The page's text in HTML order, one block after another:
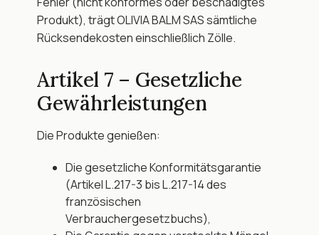
Produkt), trägt OLIVIA BALM SAS sämtliche
Rücksendekosten einschließlich Zölle.
Artikel 7 – Gesetzliche
Gewährleistungen
Die Produkte genießen:
Die gesetzliche Konformitätsgarantie
(Artikel L.217-3 bis L.217-14 des
französischen
Verbrauchergesetzbuchs),